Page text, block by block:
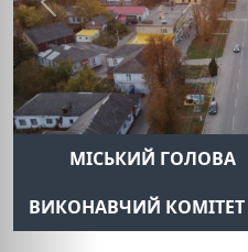
Previous
МІСЬКИЙ ГОЛОВА
ВИКОНАВЧИЙ КОМІТЕТ